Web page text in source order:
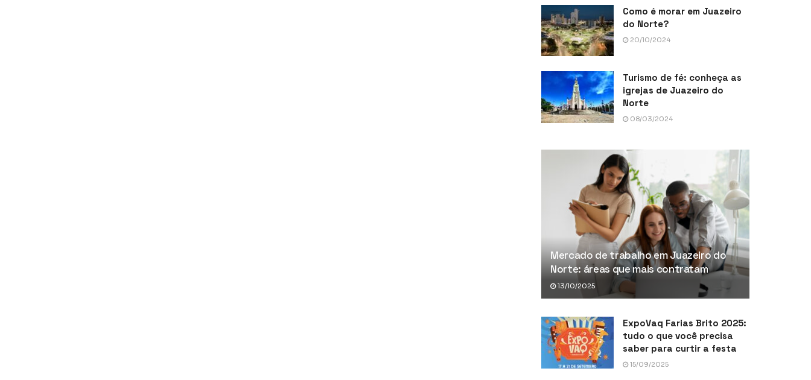
Como é morar em Juazeiro
do Norte?
20/10/2024
Turismo de fé: conheça as
igrejas de Juazeiro do
Norte
08/03/2024
Mercado de trabalho em Juazeiro do
Norte: áreas que mais contratam
13/10/2025
ExpoVaq Farias Brito 2025:
tudo o que você precisa
saber para curtir a festa
15/09/2025